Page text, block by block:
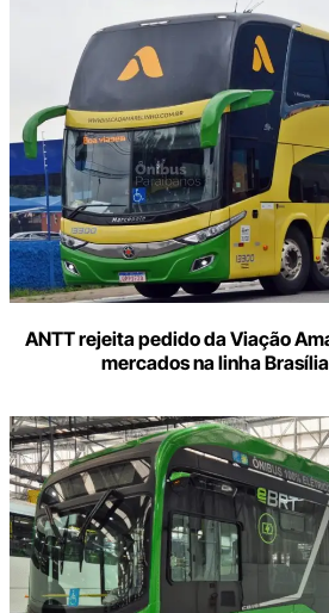
ANTT rejeita pedido da Viação
mercados na linha